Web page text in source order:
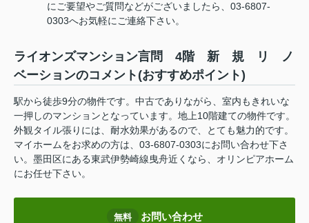
にご要望やご質問などがございましたら、03-6807-
0303へお気軽にご連絡下さい。
ライオンズマンション言問 4階 新 規 リ ノ
ベーションのコメント(おすすめポイント)
駅から徒歩9分の物件です。中古でありながら、室内もきれいな
一押しのマンションとなっています。地上10階建ての物件です。
外観タイル張りには、耐水効果があるので、とても魅力的です。
マイホームをお求めの方は、03-6807-0303にお問い合わせ下さ
い。墨田区にある東武伊勢崎線曳舟近くなら、オリンピアホーム
にお任せ下さい。
無料 お問い合わせ